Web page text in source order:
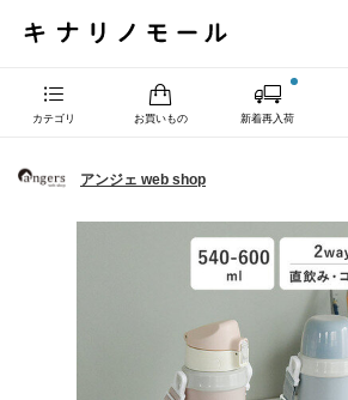
カテゴリ お買いもの 新着再入荷
アンジェ web shop